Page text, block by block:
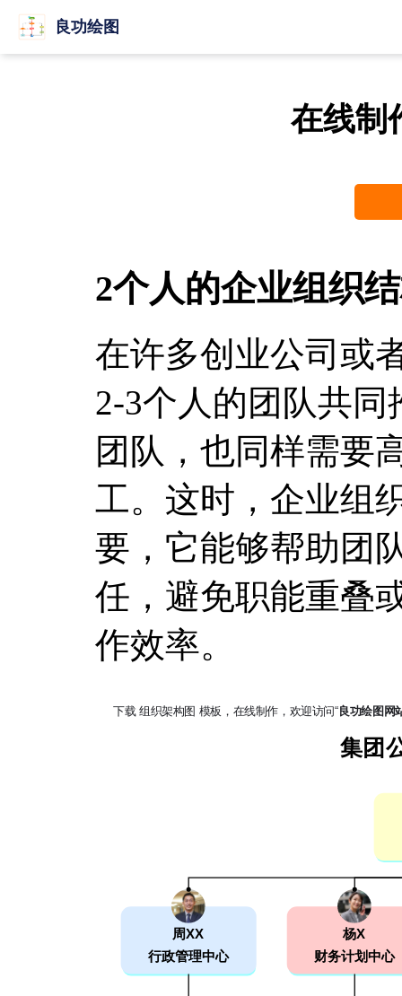
良功绘图
在线制
2个人的企业组织
在许多创业公司或
2-3个人的团队共
团队，也同样需要
工。这时，企业组
要，它能够帮助团
任，避免职能重叠
作效率。